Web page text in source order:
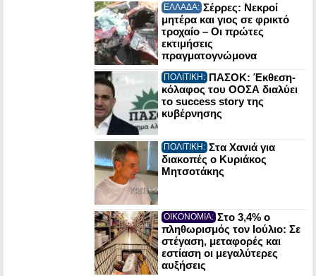
ΕΛΛΑΔΑ: Σέρρες: Νεκροί
μητέρα και γιος σε φρικτό
τροχαίο – Οι πρώτες
εκτιμήσεις
πραγματογνώμονα
ΠΟΛΙΤΙΚΗ: ΠΑΣΟΚ: Έκθεση-
κόλαφος του ΟΟΣΑ διαλύει
το success story της
κυβέρνησης
ΠΟΛΙΤΙΚΗ: Στα Χανιά για
διακοπές ο Κυριάκος
Μητσοτάκης
ΟΙΚΟΝΟΜΙΑ: Στο 3,4% ο
πληθωρισμός τον Ιούλιο: Σε
στέγαση, μεταφορές και
εστίαση οι μεγαλύτερες
αυξήσεις